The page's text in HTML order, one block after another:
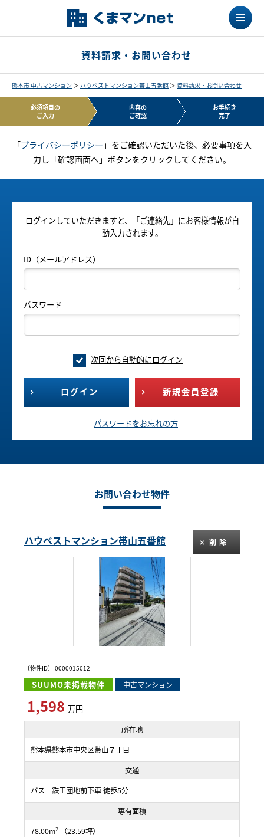
資料請求・お問い合わせ
熊本市 中古マンション ＞ ハウベストマンション帯山五番館 ＞ 資料請求・お問い合わせ
必須項目の
ご入力
内容の
ご確認
お手続き
完了
「プライバシーポリシー 」をご確認いただいた後、必要事項を入
力し「確認画面へ」ボタンをクリックしてください。
ログインしていただきますと、「ご連絡先」にお客様情報が自
動入力されます。
ID（メールアドレス）
パスワード
次回から自動的にログイン
ログイン 新規会員登録
パスワードをお忘れの方
お問い合わせ物件
ハウベストマンション帯山五番館 削除
〔物件ID〕 0000015012
SUUMO未掲載物件 中古マンション
1,598 万円
所在地
熊本県熊本市中央区帯山７丁目
交通
バス 鉄工団地前下車 徒歩5分
専有面積
78.00m2
（23.59坪）